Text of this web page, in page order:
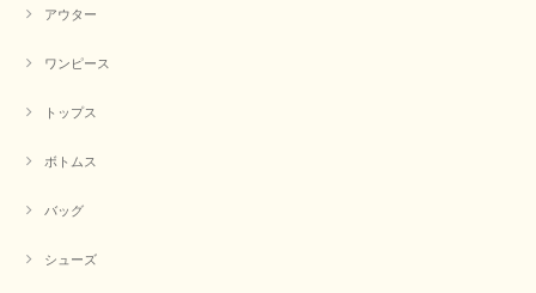
アウター
ワンピース
トップス
ボトムス
バッグ
シューズ